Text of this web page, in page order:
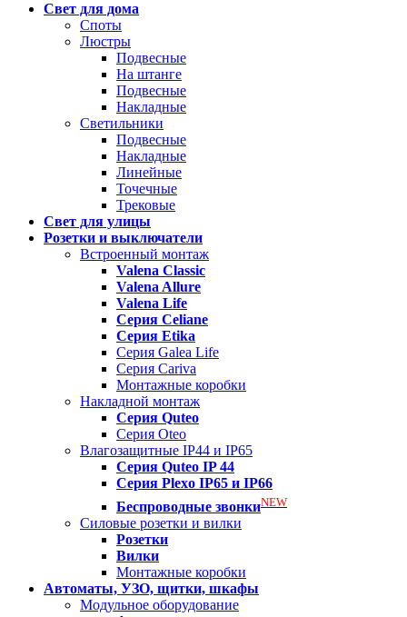
Свет для дома
Споты
Люстры
Подвесные
На штанге
Подвесные
Накладные
Светильники
Подвесные
Накладные
Линейные
Точечные
Трековые
Свет для улицы
Розетки и выключатели
Встроенный монтаж
Valena Classic
Valena Allure
Valena Life
Серия Celiane
Серия Etika
Серия Galea Life
Серия Cariva
Монтажные коробки
Накладной монтаж
Серия Quteo
Серия Oteo
Влагозащитные IP44 и IP65
Серия Quteo IP 44
Серия Plexo IP65 и IP66
Беспроводные звонкиNEW
Силовые розетки и вилки
Розетки
Вилки
Монтажные коробки
Автоматы, УЗО, щитки, шкафы
Модульное оборудование